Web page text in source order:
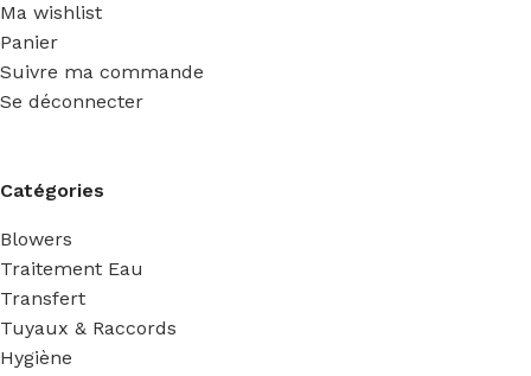
Ma wishlist
Panier
Suivre ma commande
Se déconnecter
Catégories
Blowers
Traitement Eau
Transfert
Tuyaux & Raccords
Hygiène